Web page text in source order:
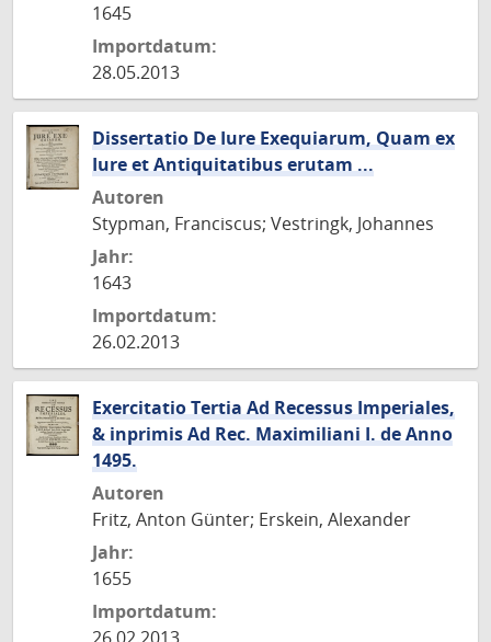
1645
Importdatum:
28.05.2013
Dissertatio De Iure Exequiarum, Quam ex
Iure et Antiquitatibus erutam ...
Autoren
Stypman, Franciscus; Vestringk, Johannes
Jahr:
1643
Importdatum:
26.02.2013
Exercitatio Tertia Ad Recessus Imperiales,
& inprimis Ad Rec. Maximiliani I. de Anno
1495.
Autoren
Fritz, Anton Günter; Erskein, Alexander
Jahr:
1655
Importdatum: